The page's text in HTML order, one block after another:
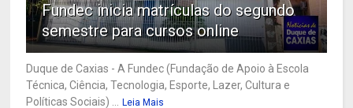
Fundec inicia matrículas do segundo
semestre para cursos online
Duque de Caxias - A Fundec (Fundação de Apoio à Escola
Técnica, Ciência, Tecnologia, Esporte, Lazer, Cultura e
Políticas Sociais) ... Leia Mais